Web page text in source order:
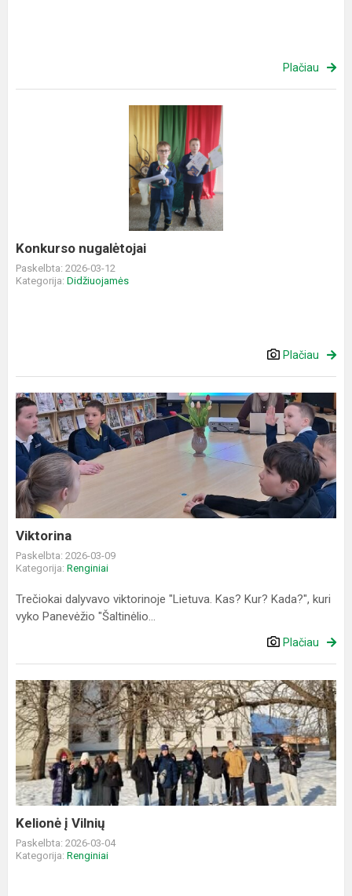
Plačiau
Konkurso nugalėtojai
Paskelbta: 2026-03-12
Kategorija: Didžiuojamės
Plačiau
Viktorina
Viktorina
Paskelbta: 2026-03-09
Kategorija: Renginiai
Trečiokai dalyvavo viktorinoje "Lietuva. Kas? Kur? Kada?", kuri
vyko Panevėžio "Šaltinėlio...
Plačiau
Kelionė
į
Vilnių
Kelionė į Vilnių
Paskelbta: 2026-03-04
Kategorija: Renginiai